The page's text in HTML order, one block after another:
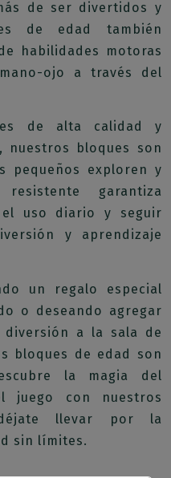
de ser divertidos y
de edad también
habilidades motoras
ojo a través del
de alta calidad y
nuestros bloques son
pequeños exploren y
garantiza
uso diario y seguir
y aprendizaje
un regalo especial
o deseando agregar
a la sala de
bloques de edad son
la magia del
juego con nuestros
llevar por la
sin límites.